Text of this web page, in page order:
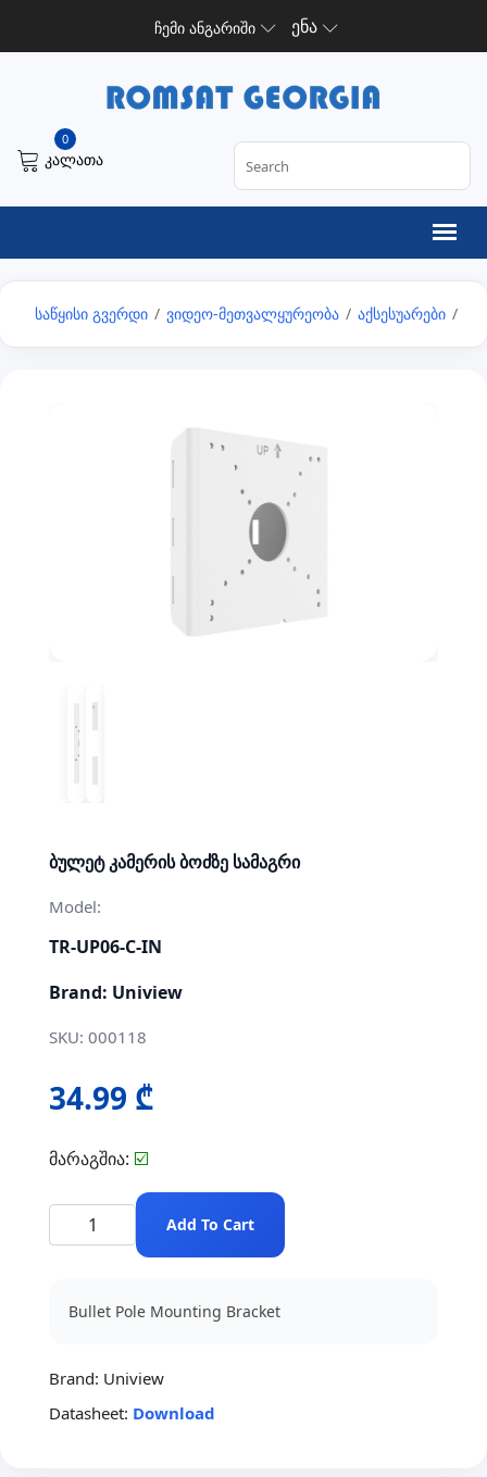
ჩემი ანგარიში ენა
0
კალათა
საწყისი გვერდი / ვიდეო-მეთვალყურეობა / აქსესუარები /
ბულეტ კამერის ბოძზე სამაგრი
Model:
TR-UP06-C-IN
Brand: Uniview
SKU: 000118
34.99 ₾
მარაგშია: ☑️
Add To Cart
Bullet Pole Mounting Bracket
Brand: Uniview
Datasheet: Download